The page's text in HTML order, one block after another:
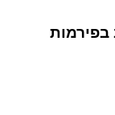
בפירמות